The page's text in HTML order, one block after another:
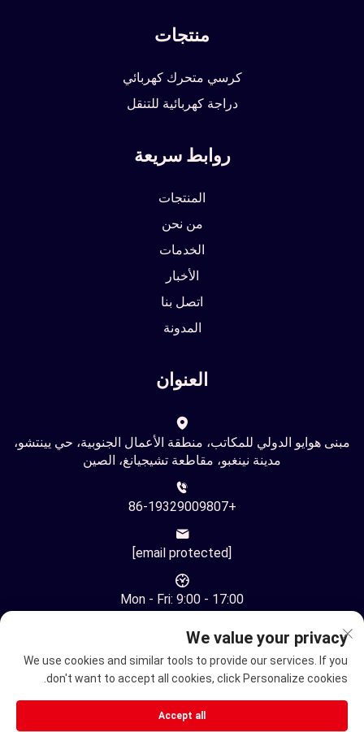
منتجات
كرسي متحرك كهربائي
دراجة كهربائية للتنقل
روابط سريعة
المنتجات
من نحن
الخدمات
الأخبار
اتصل بنا
المدونة
العنوان
مبنى هوايو الدولي للمكاتب، منطقة الأعمال الجنوبية، حي يينتشو،
مدينة نينغبو، مقاطعة تشيجيانغ، الصين
+86-19329009807
[email protected]
Mon - Fri: 9:00 - 17:00
حقوق النشر © شركة نينغبو يوهوان للتكنولوجيا الأوتوماتيكية
المحدودة. جميع الحقوق محفوظة -
We value your privacy
We use cookies and similar tools to provide our services. If you
don't want to accept all cookies, click Personalize cookies.
Accept all